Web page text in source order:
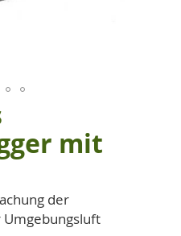
mit
der
Umgebungsluft